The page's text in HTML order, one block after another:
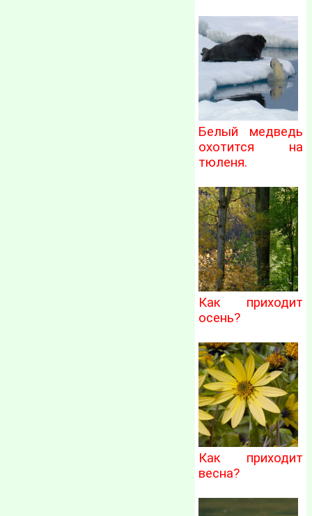
Белый медведь
охотится на
тюленя.
Как приходит
осень?
Как приходит
весна?